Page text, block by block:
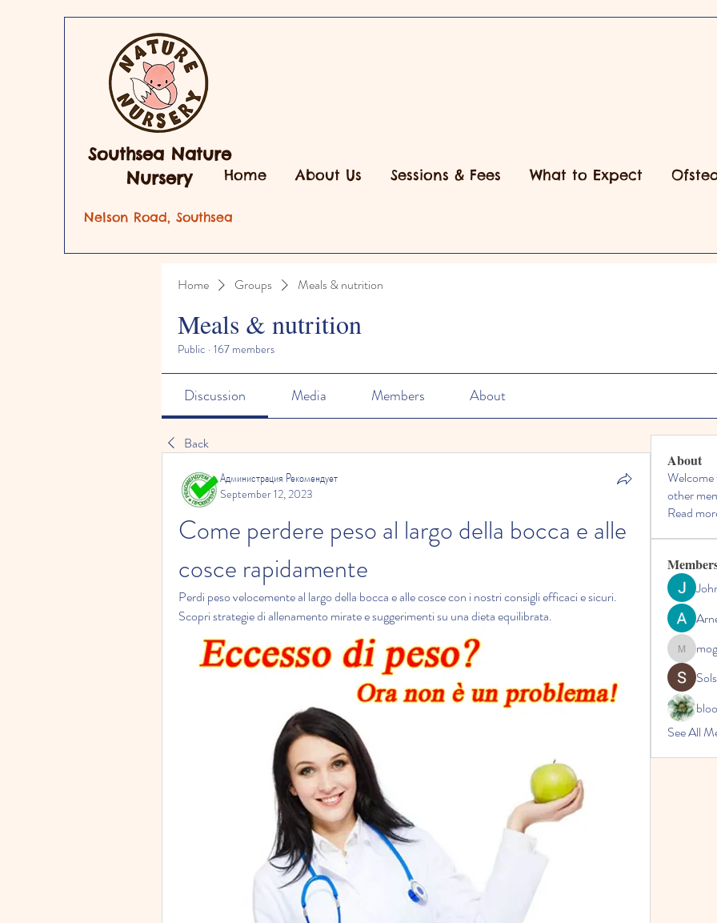
Southsea Nature
Nursery
Nelson Road, Southsea
Home About Us Sessions & Fees What to Expect
Home Groups Meals & nutrition
Meals & nutrition
Public · 167 members
Discussion Media Members About
Back
Администрация Рекомендует
September 12, 2023
Come perdere peso al largo della bocca e alle
cosce rapidamente
Perdi peso velocemente al largo della bocca e alle cosce con i nostri consigli efficaci e sicuri.
Scopri strategie di allenamento mirate e suggerimenti su una dieta equilibrata.
About
other
Read
See All